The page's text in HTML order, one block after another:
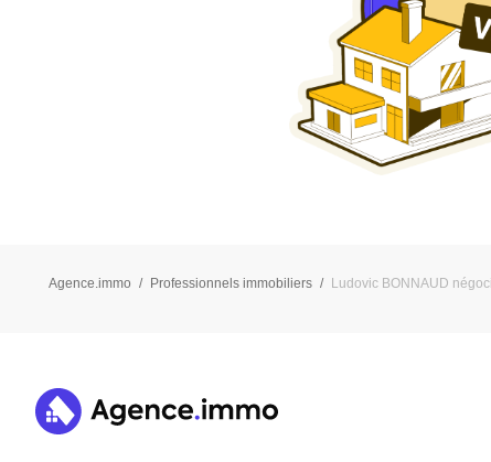
Agence.immo Professionnels immobiliers Ludovic BONNAUD